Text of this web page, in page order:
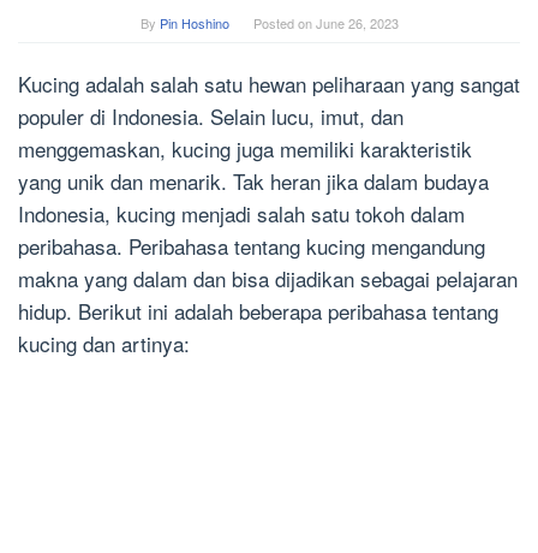
By Pin Hoshino Posted onJune 26, 2023
Kucing adalah salah satu hewan peliharaan yang sangat
populer di Indonesia. Selain lucu, imut, dan
menggemaskan, kucing juga memiliki karakteristik
yang unik dan menarik. Tak heran jika dalam budaya
Indonesia, kucing menjadi salah satu tokoh dalam
peribahasa. Peribahasa tentang kucing mengandung
makna yang dalam dan bisa dijadikan sebagai pelajaran
hidup. Berikut ini adalah beberapa peribahasa tentang
kucing dan artinya: